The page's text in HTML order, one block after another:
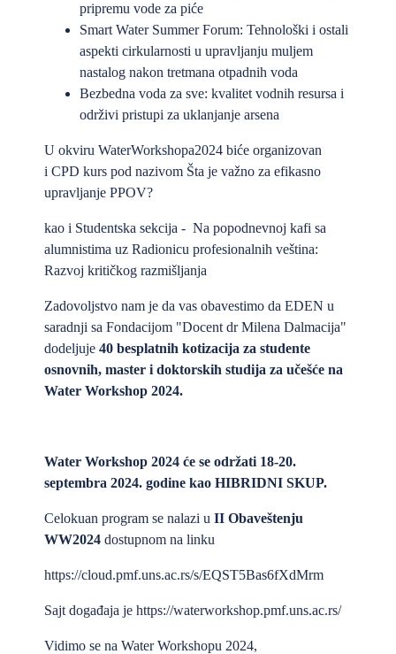
pripremu vode za piće
Smart Water Summer Forum: Tehnološki i ostali
aspekti cirkularnosti u upravljanju muljem
nastalog nakon tretmana otpadnih voda
Bezbedna voda za sve: kvalitet vodnih resursa i
održivi pristupi za uklanjanje arsena
U okviru WaterWorkshopa2024 biće organizovan
i CPD kurs pod nazivom Šta je važno za efikasno
upravljanje PPOV?
kao i Studentska sekcija - Na popodnevnoj kafi sa
alumnistima uz Radionicu profesionalnih veština:
Razvoj kritičkog razmišljanja
Zadovoljstvo nam je da vas obavestimo da EDEN u
saradnji sa Fondacijom "Docent dr Milena Dalmacija"
dodeljuje 40 besplatnih kotizacija za studente
osnovnih, master i doktorskih studija za učešće na
Water Workshop 2024.
Water Workshop 2024 će se održati 18-20.
septembra 2024. godine kao HIBRIDNI SKUP.
Celokuan program se nalazi u II Obaveštenju
WW2024 dostupnom na linku
https://cloud.pmf.uns.ac.rs/s/EQST5Bas6fXdMrm
Sajt događaja je https://waterworkshop.pmf.uns.ac.rs/
Vidimo se na Water Workshopu 2024,